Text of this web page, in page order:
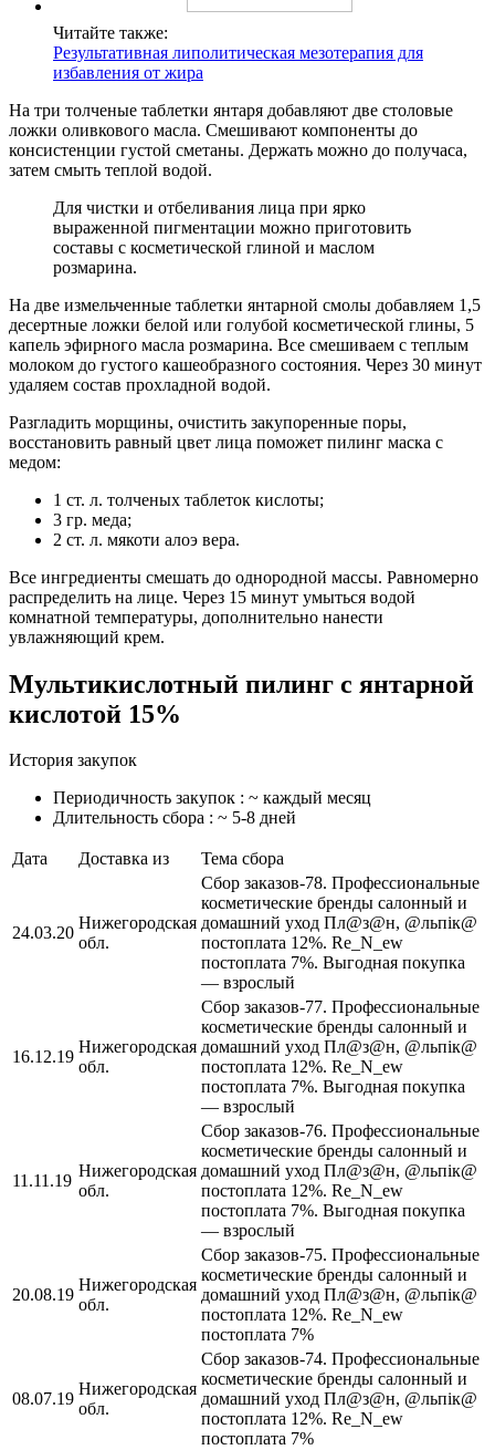
Читайте также:
Результативная липолитическая мезотерапия для
избавления от жира
На три толченые таблетки янтаря добавляют две столовые
ложки оливкового масла. Смешивают компоненты до
консистенции густой сметаны. Держать можно до получаса,
затем смыть теплой водой.
Для чистки и отбеливания лица при ярко
выраженной пигментации можно приготовить
составы с косметической глиной и маслом
розмарина.
На две измельченные таблетки янтарной смолы добавляем 1,5
десертные ложки белой или голубой косметической глины, 5
капель эфирного масла розмарина. Все смешиваем с теплым
молоком до густого кашеобразного состояния. Через 30 минут
удаляем состав прохладной водой.
Разгладить морщины, очистить закупоренные поры,
восстановить равный цвет лица поможет пилинг маска с
медом:
1 ст. л. толченых таблеток кислоты;
3 гр. меда;
2 ст. л. мякоти алоэ вера.
Все ингредиенты смешать до однородной массы. Равномерно
распределить на лице. Через 15 минут умыться водой
комнатной температуры, дополнительно нанести
увлажняющий крем.
Мультикислотный пилинг с янтарной
кислотой 15%
История закупок
Периодичность закупок : ~ каждый месяц
Длительность сбора : ~ 5-8 дней
Дата Доставка из Тема сбора
24.03.20
Нижегородская
обл.
Сбор заказов-78. Профессиональные
косметические бренды салонный и
домашний уход Пл@з@н, @льпiк@
постоплата 12%. Re_N_ew
постоплата 7%. Выгодная покупка
— взрослый
16.12.19
Нижегородская
обл.
Сбор заказов-77. Профессиональные
косметические бренды салонный и
домашний уход Пл@з@н, @льпiк@
постоплата 12%. Re_N_ew
постоплата 7%. Выгодная покупка
— взрослый
11.11.19
Нижегородская
обл.
Сбор заказов-76. Профессиональные
косметические бренды салонный и
домашний уход Пл@з@н, @льпiк@
постоплата 12%. Re_N_ew
постоплата 7%. Выгодная покупка
— взрослый
20.08.19
Нижегородская
обл.
Сбор заказов-75. Профессиональные
косметические бренды салонный и
домашний уход Пл@з@н, @льпiк@
постоплата 12%. Re_N_ew
постоплата 7%
08.07.19
Нижегородская
обл.
Сбор заказов-74. Профессиональные
косметические бренды салонный и
домашний уход Пл@з@н, @льпiк@
постоплата 12%. Re_N_ew
постоплата 7%